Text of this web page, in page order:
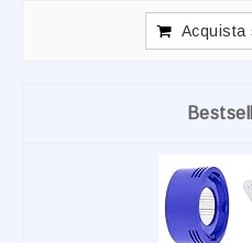
Acquista